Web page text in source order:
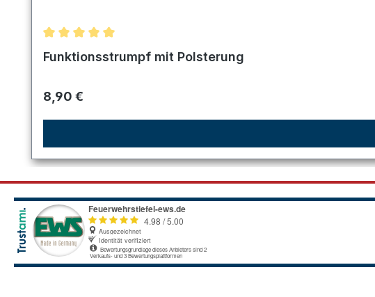
Durchschnittliche Bewertung von 5 von 5 Sternen
Funktionsstrumpf mit Polsterung
Regulärer Preis:
8,90 €